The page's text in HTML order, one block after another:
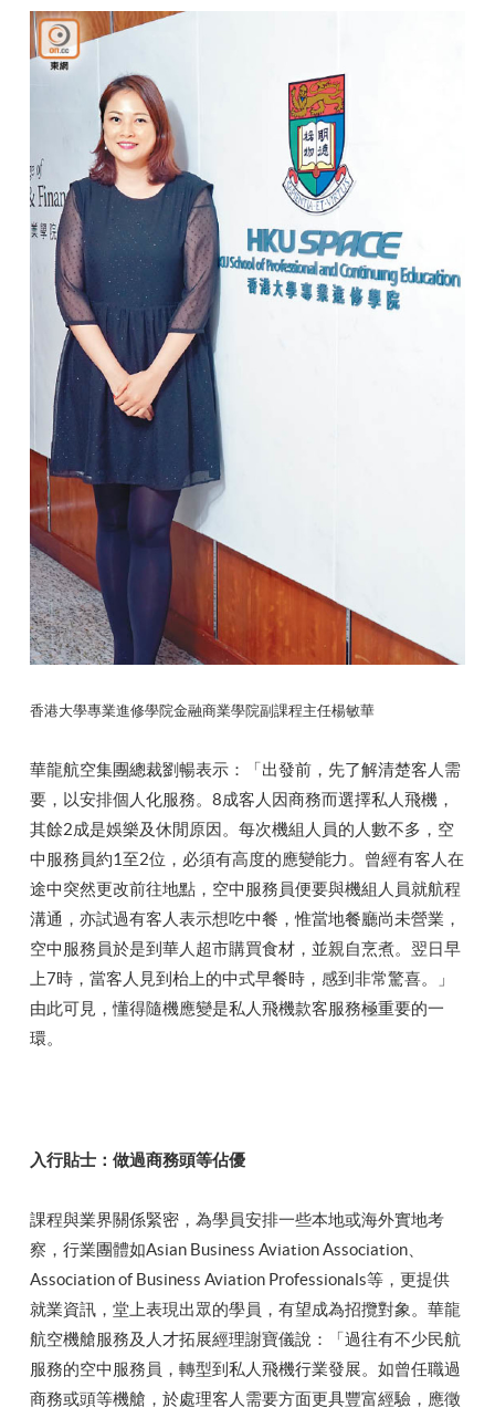
香港大學專業進修學院金融商業學院副課程主任楊敏華
華龍航空集團總裁劉暢表示：「出發前，先了解清楚客人需
要，以安排個人化服務。8成客人因商務而選擇私人飛機，
其餘2成是娛樂及休閒原因。每次機組人員的人數不多，空
中服務員約1至2位，必須有高度的應變能力。曾經有客人在
途中突然更改前往地點，空中服務員便要與機組人員就航程
溝通，亦試過有客人表示想吃中餐，惟當地餐廳尚未營業，
空中服務員於是到華人超市購買食材，並親自烹煮。翌日早
上7時，當客人見到枱上的中式早餐時，感到非常驚喜。」
由此可見，懂得隨機應變是私人飛機款客服務極重要的一
環。
入行貼士：做過商務頭等佔優
課程與業界關係緊密，為學員安排一些本地或海外實地考
察，行業團體如Asian Business Aviation Association、
Association of Business Aviation Professionals等，更提供
就業資訊，堂上表現出眾的學員，有望成為招攬對象。華龍
航空機艙服務及人才拓展經理謝寶儀說：「過往有不少民航
服務的空中服務員，轉型到私人飛機行業發展。如曾任職過
商務或頭等機艙，於處理客人需要方面更具豐富經驗，應徵